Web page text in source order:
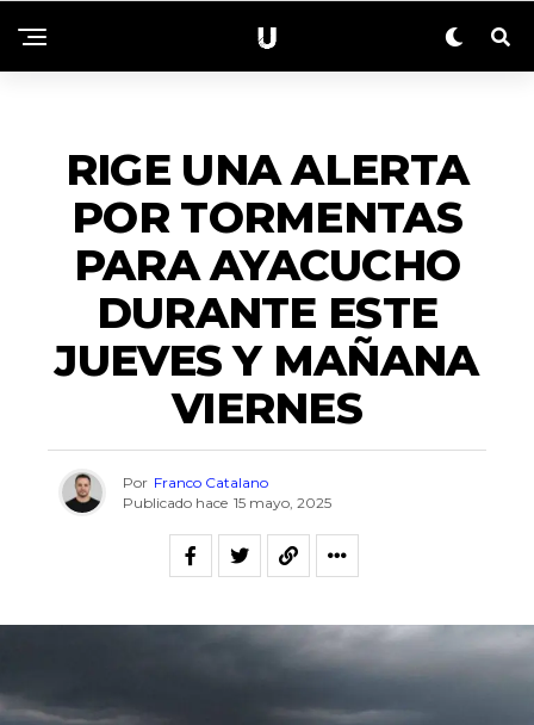
RIGE UNA ALERTA
POR TORMENTAS
PARA AYACUCHO
DURANTE ESTE
JUEVES Y MAÑANA
VIERNES
Por Franco Catalano
Publicado hace 15 mayo, 2025